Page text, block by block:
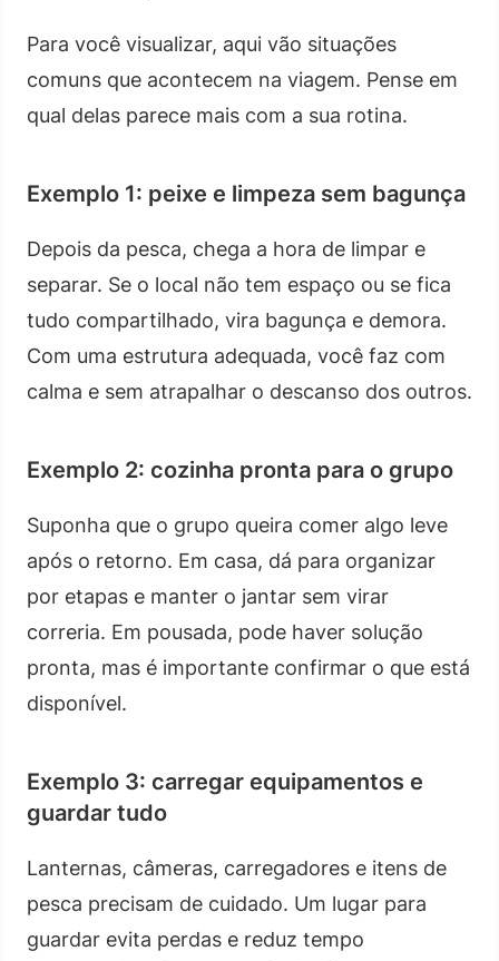
Para você visualizar, aqui vão situações
comuns que acontecem na viagem. Pense em
qual delas parece mais com a sua rotina.
Exemplo 1: peixe e limpeza sem bagunça
Depois da pesca, chega a hora de limpar e
separar. Se o local não tem espaço ou se fica
tudo compartilhado, vira bagunça e demora.
Com uma estrutura adequada, você faz com
calma e sem atrapalhar o descanso dos outros.
Exemplo 2: cozinha pronta para o grupo
Suponha que o grupo queira comer algo leve
após o retorno. Em casa, dá para organizar
por etapas e manter o jantar sem virar
correria. Em pousada, pode haver solução
pronta, mas é importante confirmar o que está
disponível.
Exemplo 3: carregar equipamentos e
guardar tudo
Lanternas, câmeras, carregadores e itens de
pesca precisam de cuidado. Um lugar para
guardar evita perdas e reduz tempo